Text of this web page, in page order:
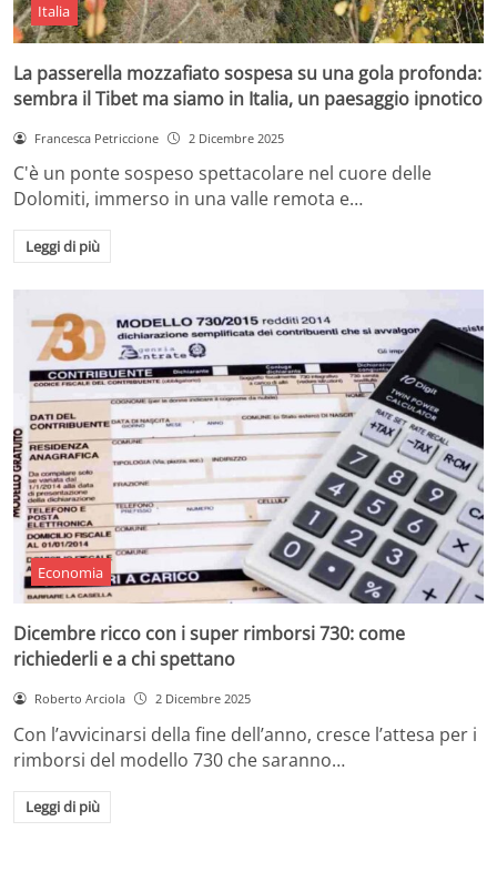
Italia
La passerella mozzafiato sospesa su una gola profonda:
sembra il Tibet ma siamo in Italia, un paesaggio ipnotico
Francesca Petriccione 2 Dicembre 2025
C'è un ponte sospeso spettacolare nel cuore delle
Dolomiti, immerso in una valle remota e…
Leggi di più
Economia
Dicembre ricco con i super rimborsi 730: come
richiederli e a chi spettano
Roberto Arciola 2 Dicembre 2025
Con l’avvicinarsi della fine dell’anno, cresce l’attesa per i
rimborsi del modello 730 che saranno…
Leggi di più